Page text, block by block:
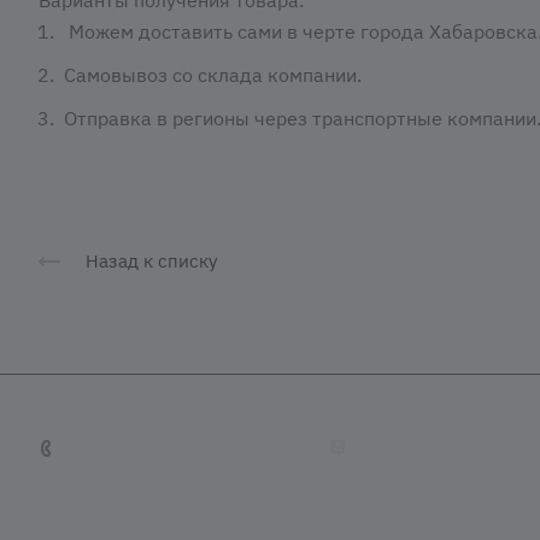
Можем доставить сами в черте города Хабаровска.
Самовывоз со склада компании.
Отправка в регионы через транспортные компании.
Назад к списку